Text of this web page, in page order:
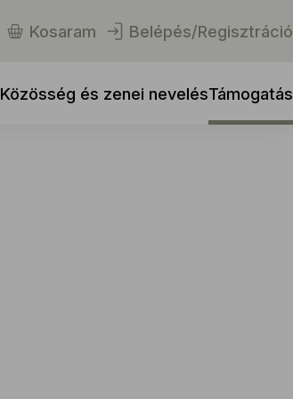
Kosaram Belépés/Regisztráció
Közösség és zenei nevelésTámogatás